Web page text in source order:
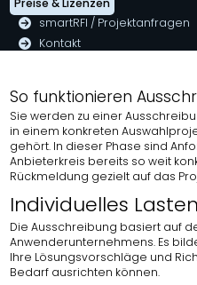
Preise & Lizenzen
smartRFI / Projektanfragen
Kontakt
So funktionieren
Sie werden zu einer
in einem konkreten
gehört. In dieser Phase sind
Anbieterkreis bereits so weit
Rückmeldung gezielt auf das
Individuelles
Die Ausschreibung basiert auf
Anwenderunternehmens. Es
Ihre Lösungsvorschläge und
Bedarf ausrichten können.